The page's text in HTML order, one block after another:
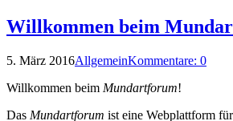
Willkommen beim
5. März 2016AllgemeinKommentare: 0
Willkommen beim Mundartforum!
Das Mundartforum ist eine Webplattform